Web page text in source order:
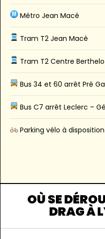
Métro Jean Macé
Tram T2 Jean Macé
Tram T2 Centre
Bus 34 et 60 arrêt Pré
Bus C7 arrêt Leclerc –
Parking vélo à
OÙ SE
DRAG À